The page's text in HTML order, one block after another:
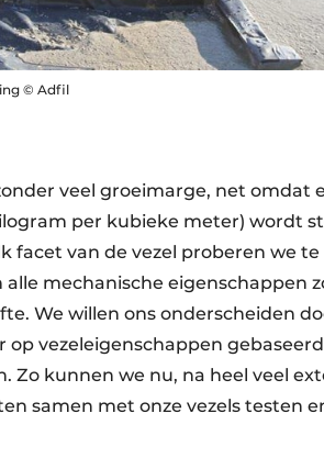
© Adfil
veel groeimarge, net omdat
per kubieke meter) wordt
facet van de vezel proberen we
mechanische eigenschappen
We willen ons onderscheiden
vezeleigenschappen
Zo kunnen we nu, na heel veel
samen met onze vezels testen